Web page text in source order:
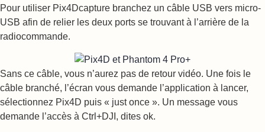
Pour utiliser Pix4Dcapture branchez un câble USB vers micro-
USB afin de relier les deux ports se trouvant à l’arrière de la
radiocommande.
Sans ce câble, vous n’aurez pas de retour vidéo. Une fois le
câble branché, l’écran vous demande l’application à lancer,
sélectionnez Pix4D puis « just once ». Un message vous
demande l’accès à Ctrl+DJI, dites ok.